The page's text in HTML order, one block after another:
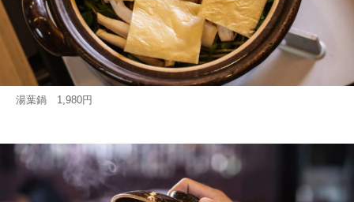
湯葉鍋 1,980円